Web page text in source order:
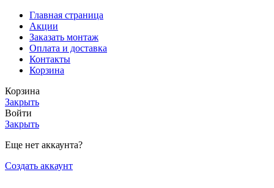
Главная страница
Акции
Заказать монтаж
Оплата и доставка
Контакты
Корзина
Корзина
Закрыть
Войти
Закрыть
Еще нет аккаунта?
Создать аккаунт